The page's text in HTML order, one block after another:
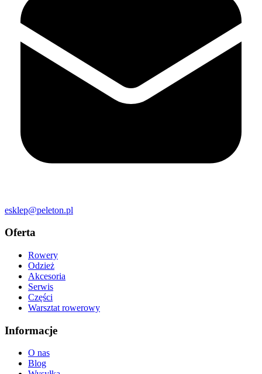
esklep@peleton.pl
Oferta
Rowery
Odzież
Akcesoria
Serwis
Części
Warsztat rowerowy
Informacje
O nas
Blog